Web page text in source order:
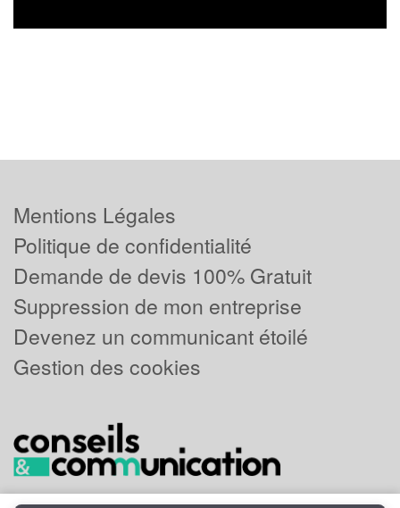
Mentions Légales
Politique de confidentialité
Demande de devis 100% Gratuit
Suppression de mon entreprise
Devenez un communicant étoilé
Gestion des cookies